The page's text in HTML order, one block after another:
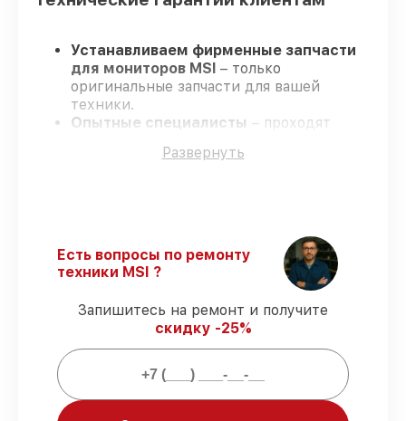
Устанавливаем фирменные запчасти
для мониторов MSI – только
оригинальные запчасти для вашей
техники.
Опытные специалисты – проходят
что подтверждает высокий уровень
переносов.
Гарантийное обслуживание– на все
виды работ и комплектующие для
мониторов MSI предоставляется
официальное сопровождение.
Мы гарантируем:
Развернуть
Есть вопросы по ремонту
техники MSI ?
Запишитесь на ремонт и получите
скидку -25%